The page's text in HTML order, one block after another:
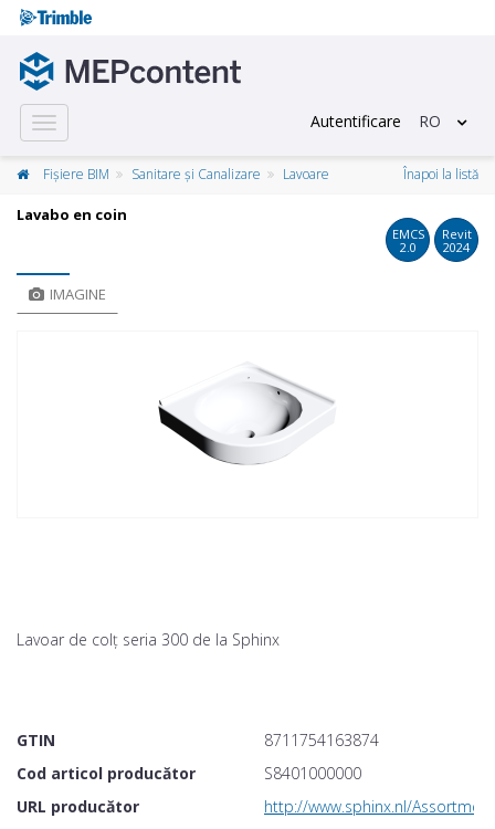
Toggle
navigation
Autentificare RO
Fișiere BIM Sanitare și Canalizare Lavoare Înapoi la listă
Lavabo en coin
EMCS
2.0
Revit
2024
IMAGINE
Lavoar de colț seria 300 de la Sphinx
GTIN
8711754163874
Cod articol producător
S8401000000
URL producător
http://www.sphinx.nl/